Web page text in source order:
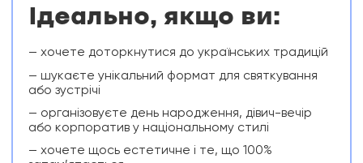
Ідеально, якщо ви:
— хочете доторкнутися до українських традицій
— шукаєте унікальний формат для святкування
або зустрічі
— організовуєте день народження, дівич-вечір
або корпоратив у національному стилі
— хочете щось естетичне і те, що 100%